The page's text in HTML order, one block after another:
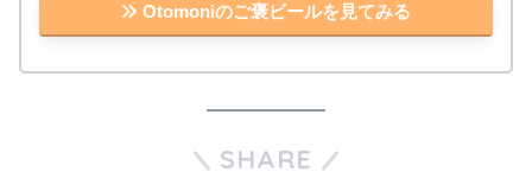
Otomoniのご褒ビールを見てみる
SHARE